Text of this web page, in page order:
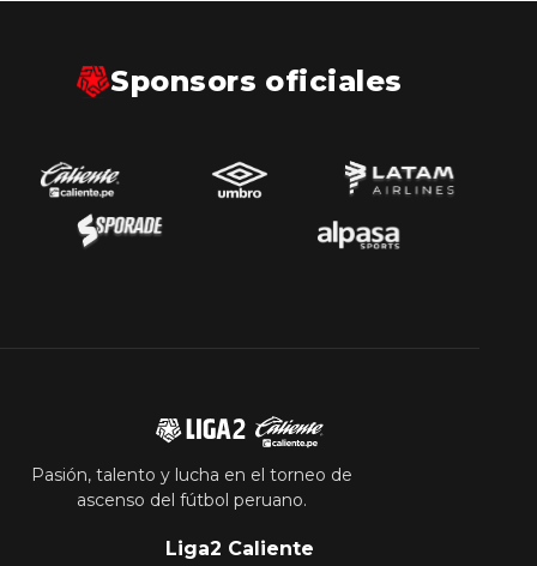
Sponsors oficiales
Pasión, talento y lucha en el torneo de
ascenso del fútbol peruano.
Liga2 Caliente